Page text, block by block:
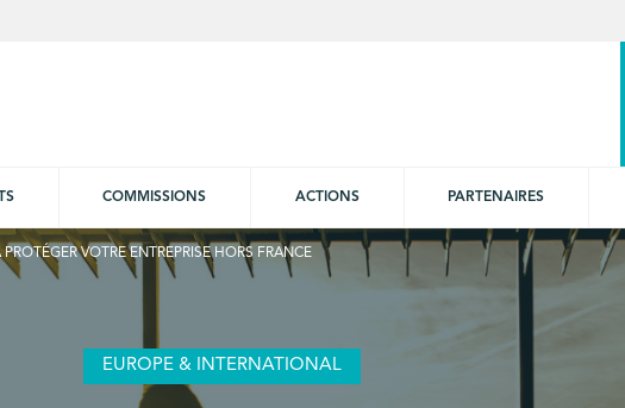
COMMISSIONS ACTIONS PARTENAIRES
VOTRE ENTREPRISE HORS FRANCE
EUROPE & INTERNATIONAL